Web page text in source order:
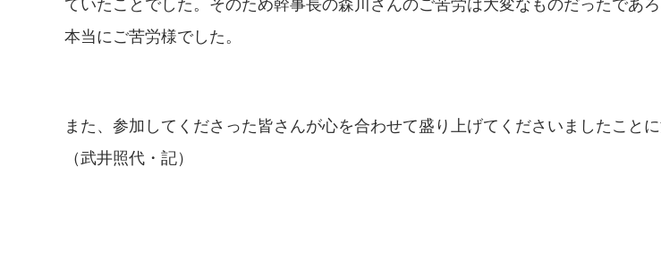
ていたことでした。そのため幹事長の森川さんのご苦労は大変なものだったであろ
本当にご苦労様でした。
また、参加してくださった皆さんが心を合わせて盛り上げてくださいましたことに
（武井照代・記）